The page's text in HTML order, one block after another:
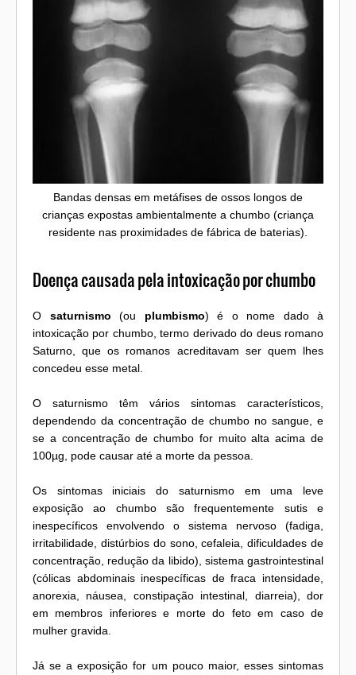
Bandas densas em metáfises de ossos longos de
crianças expostas ambientalmente a chumbo (criança
residente nas proximidades de fábrica de baterias).
Doença causada pela intoxicação por chumbo
O saturnismo (ou plumbismo) é o nome dado à
intoxicação por chumbo, termo derivado do deus romano
Saturno, que os romanos acreditavam ser quem lhes
concedeu esse metal.
O saturnismo têm vários sintomas característicos,
dependendo da concentração de chumbo no sangue, e
se a concentração de chumbo for muito alta acima de
100µg, pode causar até a morte da pessoa.
Os sintomas iniciais do saturnismo em uma leve
exposição ao chumbo são frequentemente sutis e
inespecíficos envolvendo o sistema nervoso (fadiga,
irritabilidade, distúrbios do sono, cefaleia, dificuldades de
concentração, redução da libido), sistema gastrointestinal
(cólicas abdominais inespecíficas de fraca intensidade,
anorexia, náusea, constipação intestinal, diarreia), dor
em membros inferiores e morte do feto em caso de
mulher gravida.
Já se a exposição for um pouco maior, esses sintomas